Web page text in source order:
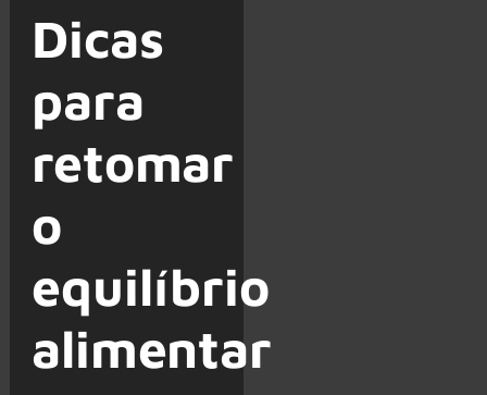
Dicas
para
retomar
o
equilíbrio
alimentar